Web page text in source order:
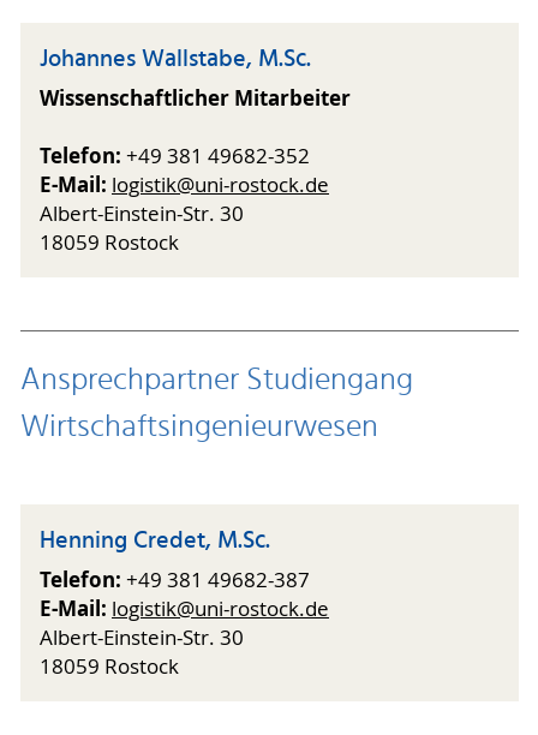
Johannes Wallstabe, M.Sc.
Wissenschaftlicher Mitarbeiter
Telefon: +49 381 49682-352
E-Mail: logistik@uni-rostock.de
Albert-Einstein-Str. 30
18059 Rostock
Ansprechpartner Studiengang
Wirtschaftsingenieurwesen
Henning Credet, M.Sc.
Telefon: +49 381 49682-387
E-Mail: logistik@uni-rostock.de
Albert-Einstein-Str. 30
18059 Rostock